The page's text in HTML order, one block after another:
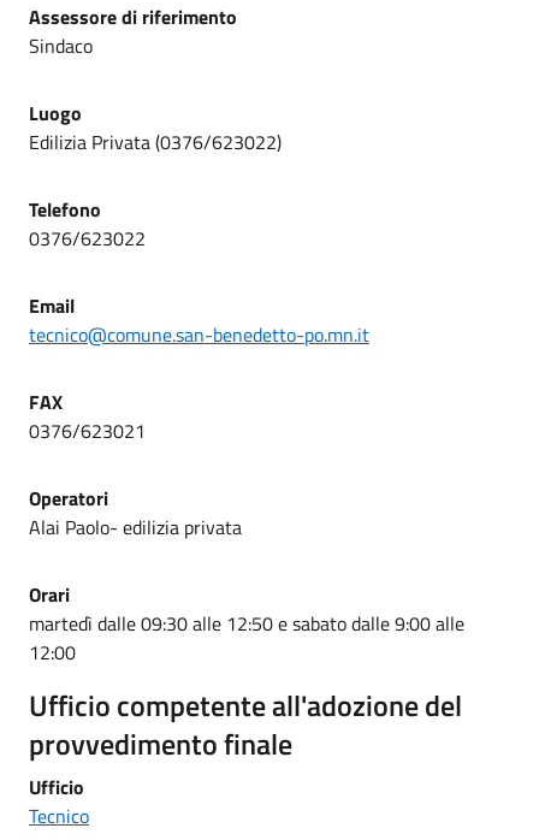
Assessore di riferimento
Sindaco
Luogo
Edilizia Privata (0376/623022)
Telefono
0376/623022
Email
tecnico@comune.san-benedetto-po.mn.it
FAX
0376/623021
Operatori
Alai Paolo- edilizia privata
Orari
martedì dalle 09:30 alle 12:50 e sabato dalle 9:00 alle
12:00
Ufficio competente all'adozione del
provvedimento finale
Ufficio
Tecnico